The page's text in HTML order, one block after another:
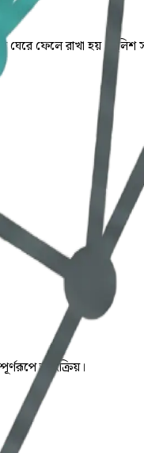
ফেলে রাখা হয়। পুলিশ
স্বয়ংক্রিয়।